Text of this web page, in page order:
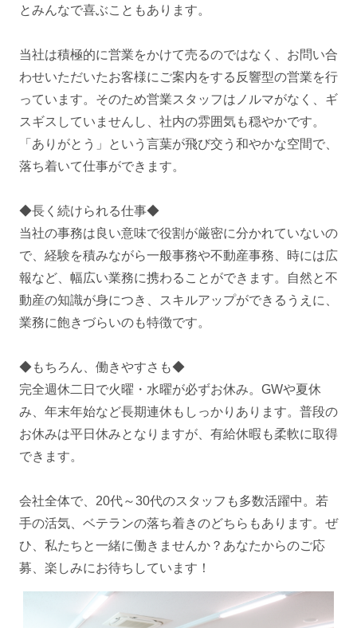
とみんなで喜ぶこともあります。
当社は積極的に営業をかけて売るのではなく、お問い合
わせいただいたお客様にご案内をする反響型の営業を行
っています。そのため営業スタッフはノルマがなく、ギ
スギスしていませんし、社内の雰囲気も穏やかです。
「ありがとう」という言葉が飛び交う和やかな空間で、
落ち着いて仕事ができます。
◆長く続けられる仕事◆
当社の事務は良い意味で役割が厳密に分かれていないの
で、経験を積みながら一般事務や不動産事務、時には広
報など、幅広い業務に携わることができます。自然と不
動産の知識が身につき、スキルアップができるうえに、
業務に飽きづらいのも特徴です。
◆もちろん、働きやすさも◆
完全週休二日で火曜・水曜が必ずお休み。GWや夏休
み、年末年始など長期連休もしっかりあります。普段の
お休みは平日休みとなりますが、有給休暇も柔軟に取得
できます。
会社全体で、20代～30代のスタッフも多数活躍中。若
手の活気、ベテランの落ち着きのどちらもあります。ぜ
ひ、私たちと一緒に働きませんか？あなたからのご応
募、楽しみにお待ちしています！